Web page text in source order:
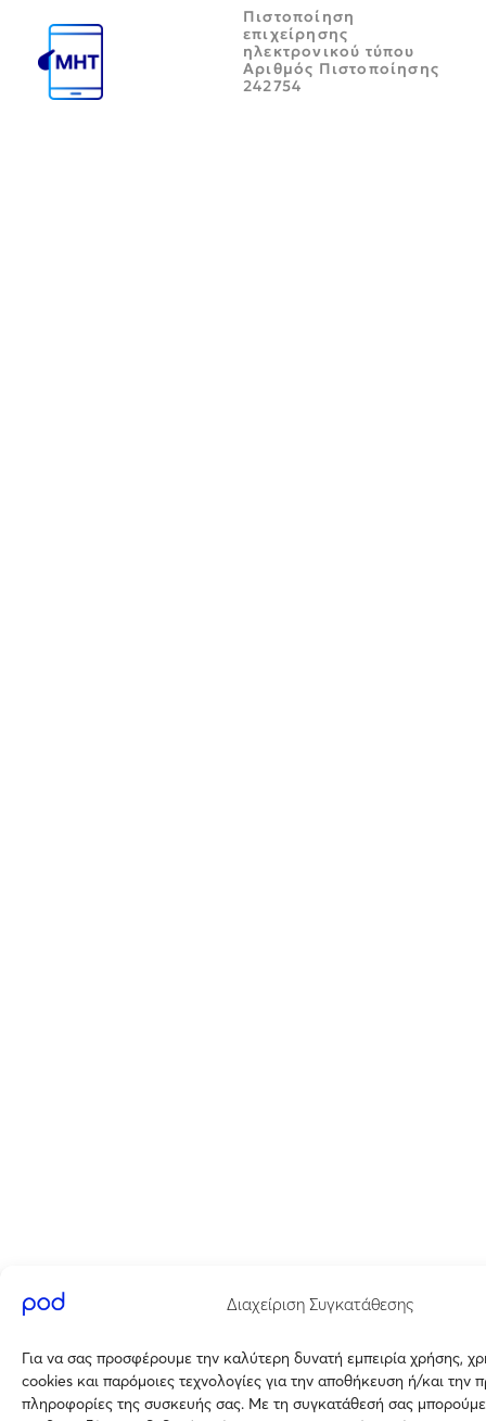
Διαχείριση Συγκατάθεσης
Για να σας προσφέρουμε την καλύτερη δυνατή εμπειρία χρήσης,
cookies και παρόμοιες τεχνολογίες για την αποθήκευση ή/και την
πληροφορίες της συσκευής σας. Με τη συγκατάθεσή σας
Πιστοποίηση
επιχείρησης
ηλεκτρονικού τύπου
Αριθμός Πιστοποίησης
242754